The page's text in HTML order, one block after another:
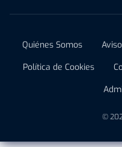
Quiénes Somos
Política de Cookies
©